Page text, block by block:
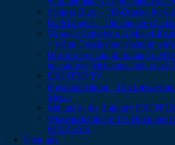
Schloss Burg – 3D-Drucke für
DOM:digital – Die digitale
Virtuelle Zeitreise mit Mixed-
– Wenn Geschichte lebendig wird
Historischer Tag in Solingen:
interaktiver Medientechnik von
EXCIT3D TV
Pressemitteilung – Die
Messe
Mit uns in die Zukunft:
Wissenschaftliche TV-Doku des
RIMASYS
Über uns